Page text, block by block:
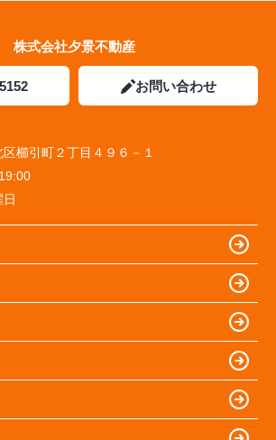
株式会社夕景不動産
お問い合わせ
櫛引町２丁目４９６－１